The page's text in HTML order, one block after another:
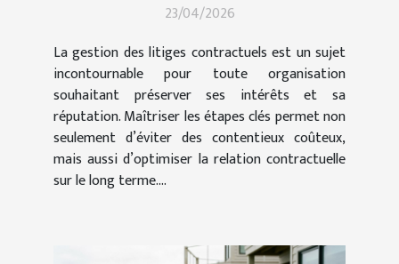
23/04/2026
La gestion des litiges contractuels est un sujet
incontournable pour toute organisation
souhaitant préserver ses intérêts et sa
réputation. Maîtriser les étapes clés permet non
seulement d’éviter des contentieux coûteux,
mais aussi d’optimiser la relation contractuelle
sur le long terme....